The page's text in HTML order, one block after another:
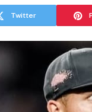
Twitter